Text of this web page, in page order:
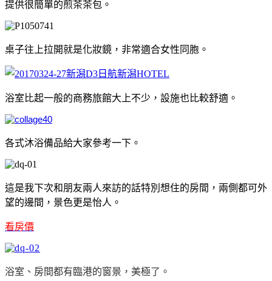
提供很簡單的煎茶茶包。
桌子往上拉開就是化妝鏡，非常適合女性同胞。
浴室比起一般的商務旅館大上不少，設施也比較舒適。
各式沐浴備品給大家參考一下。
這是我下次和朋友兩人來訪的話特別想住的房間，兩側都可外
望的邊間，景色更是怡人。
看房價
浴室、房間都有臨港的窗景，美極了。